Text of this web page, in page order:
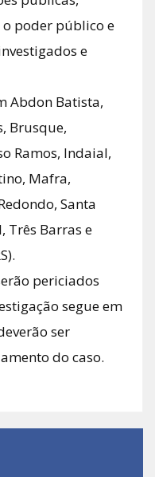
poder público e
e
Abdon Batista,
Brusque,
Ramos, Indaial,
Mafra,
Santa
Três Barras e
periciados
segue em
ser
do caso.